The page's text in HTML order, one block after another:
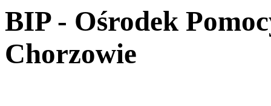
BIP - Ośrodek
Chorzowie